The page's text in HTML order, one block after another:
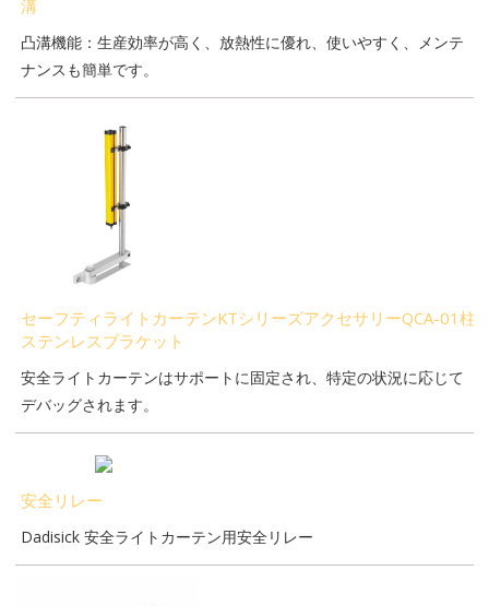
溝
凸溝機能：生産効率が高く、放熱性に優れ、使いやすく、メンテ
ナンスも簡単です。
セーフティライトカーテンKTシリーズアクセサリーQCA-01柱
ステンレスブラケット
安全ライトカーテンはサポートに固定され、特定の状況に応じて
デバッグされます。
安全リレー
Dadisick 安全ライトカーテン用安全リレー